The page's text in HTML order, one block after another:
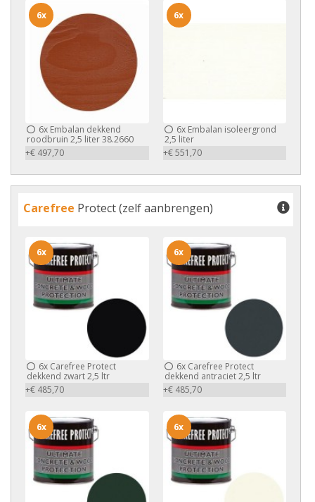
6x Embalan dekkend
roodbruin 2,5 liter 38.2660
+€ 497,70
6x
6xEmbalan isoleergrond
2,5 liter
+€ 551,70
6x
Carefree Protect (zelf aanbrengen)
6x Carefree Protect
dekkend zwart 2,5 ltr
+€ 485,70
6x
6xCarefree Protect
dekkend antraciet 2,5 ltr
+€ 485,70
6x
6x 6x